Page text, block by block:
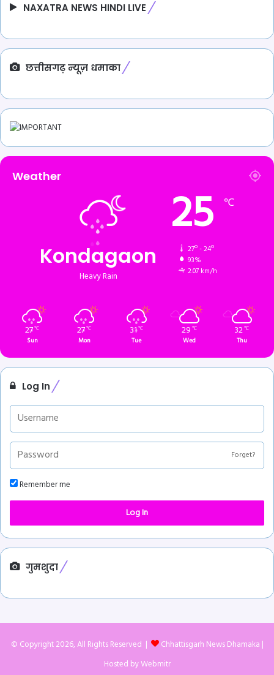
NAXATRA NEWS HINDI LIVE
छत्तीसगढ़ न्यूज़ धमाका
Weather
Kondagaon
Heavy Rain
25 ℃
27º - 24º
93%
2.07 km/h
27℃
Sun
27℃
Mon
31℃
Tue
29 ℃
Wed
32℃
Thu
Log In
Forget?
Remember me
Log In
गुमशुदा
© Copyright 2026, All Rights Reserved | Chhattisgarh News Dhamaka |
Hosted byWebmitr